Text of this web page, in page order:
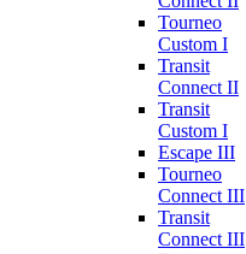
Tourneo
Custom I
Transit
Connect II
Transit
Custom I
Escape III
Tourneo
Connect III
Transit
Connect III